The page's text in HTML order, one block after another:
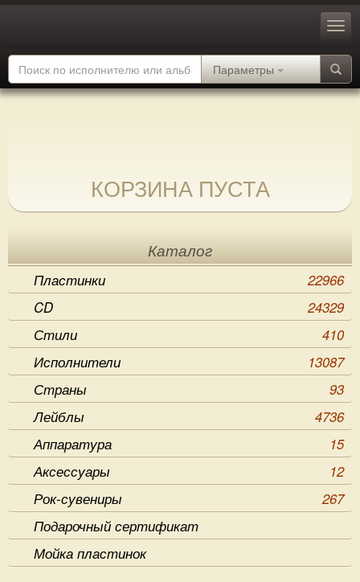
Параметры
КОРЗИНА ПУСТА
Каталог
Пластинки
22966
CD
24329
Стили
410
Исполнители
13087
Страны
93
Лейблы
4736
Аппаратура
15
Аксессуары
12
Рок-сувениры
267
Подарочный сертификат
Мойка пластинок